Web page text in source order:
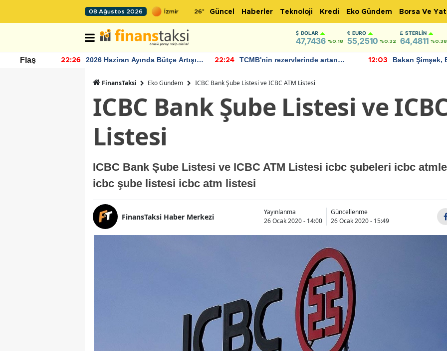
08 Ağustos 2026 26° Güncel Haberler Teknoloji Kredi Eko Gündem Borsa Ve
DOLAR
47,7436 %0.18
EURO
55,2510 %0.32
STERLIN
64,4811 %0.38
Flaş 22:26
2026 Haziran Ayında Bütçe Artışı
22:24
TCMB'nin rezervlerinde artan
12:03
Bakan Şimşek,
FinansTaksi Eko Gündem ICBC Bank Şube Listesi ve ICBC ATM Listesi
ICBC Bank Şube Listesi ve
Listesi
ICBC Bank Şube Listesi ve ICBC ATM Listesi icbc şubeleri icbc
icbc şube listesi icbc atm listesi
FinansTaksi Haber Merkezi
Yayınlanma
26 Ocak 2020 - 14:00
Güncellenme
26 Ocak 2020 - 15:49